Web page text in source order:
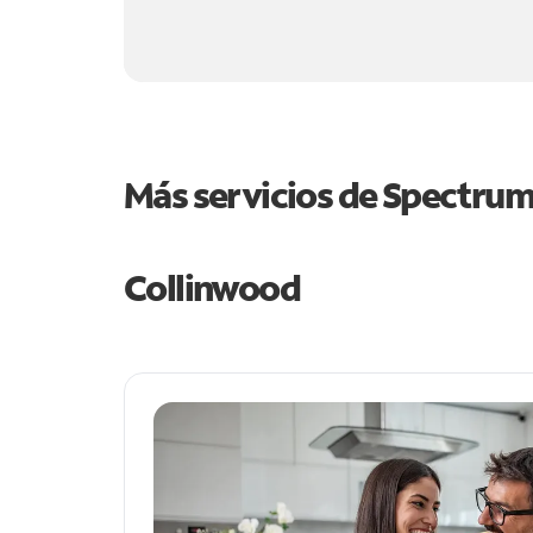
Más servicios de
Collinwood